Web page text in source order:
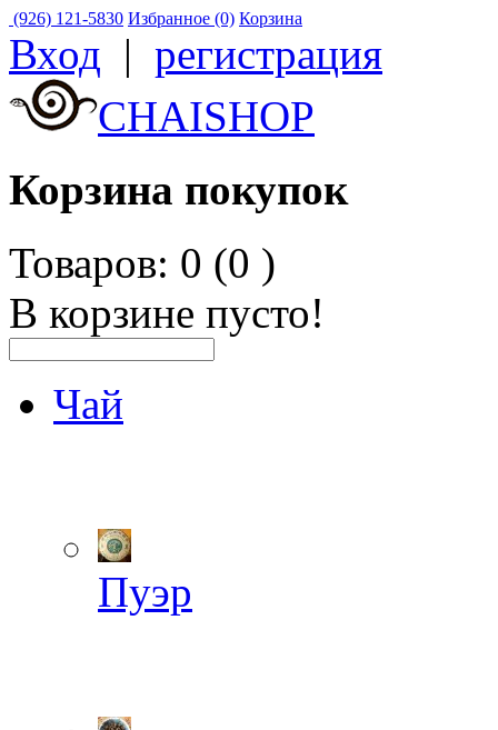
(926) 121-5830 Избранное (0) Корзина
Вход | регистрация
CHAISHOP
Корзина покупок
Товаров: 0 (0 )
В корзине пусто!
Чай
Пуэр